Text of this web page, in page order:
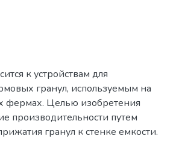
к устройствам для
гранул, ис­пользуемым на
фермах. Целью изобретения
производительности путем
гранул к стенке емкости.